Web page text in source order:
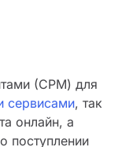
(СРМ) для
сервисами, так
онлайн, а
поступлении